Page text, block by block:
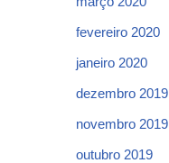
fevereiro 2020
janeiro 2020
dezembro 2019
novembro 2019
outubro 2019